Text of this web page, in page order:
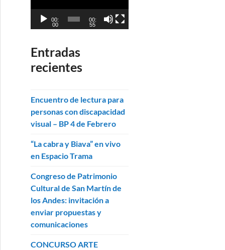
e
e
o
o
u
c
r
d
e
d
e
o
00:
00
00:
55
Entradas
recientes
Encuentro de lectura para
personas con discapacidad
visual – BP 4 de Febrero
“La cabra y Biava” en vivo
en Espacio Trama
Congreso de Patrimonio
Cultural de San Martín de
los Andes: invitación a
enviar propuestas y
comunicaciones
CONCURSO ARTE